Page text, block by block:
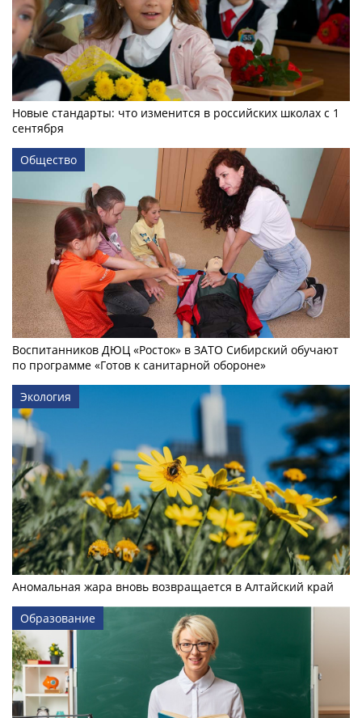
Новые стандарты: что изменится в российских школах с 1
сентября
Общество
Воспитанников ДЮЦ «Росток» в ЗАТО Сибирский обучают
по программе «Готов к санитарной обороне»
Экология
Аномальная жара вновь возвращается в Алтайский край
Образование